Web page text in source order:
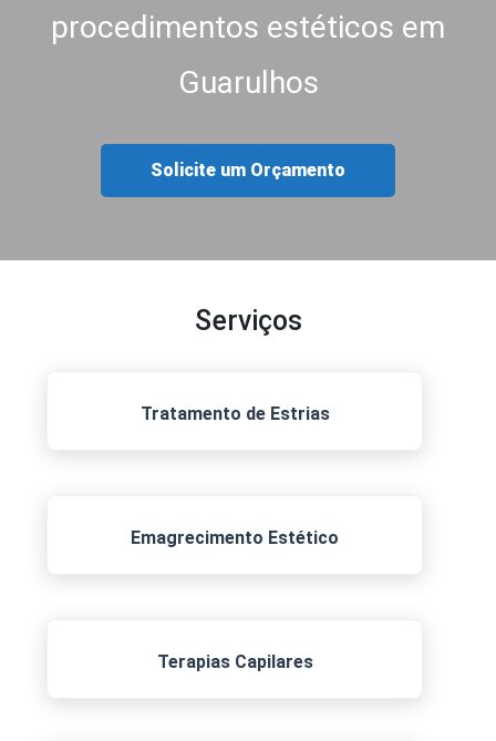
procedimentos estéticos em
Guarulhos
Solicite um Orçamento
Serviços
Tratamento de Estrias
Emagrecimento Estético
Terapias Capilares